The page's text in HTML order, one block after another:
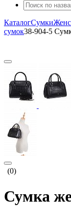
КаталогСумки
сумок38-904-5
(0)
Сумка